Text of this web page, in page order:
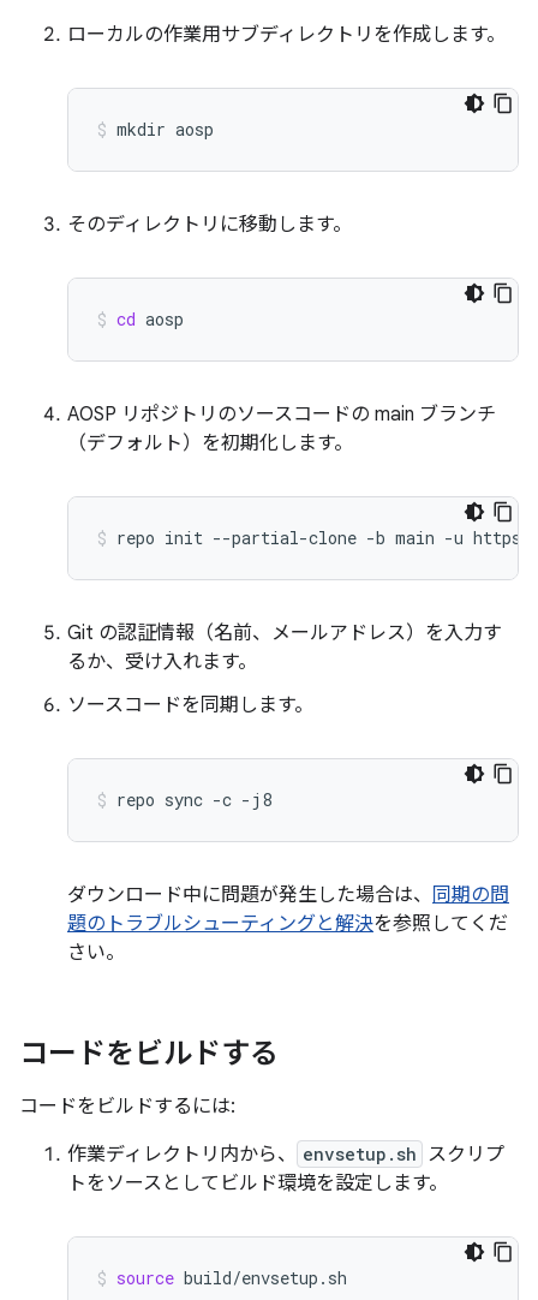
ローカルの作業用サブディレクトリを作成します。
mkdir aosp
そのディレクトリに移動します。
cd aosp
AOSP リポジトリのソースコードの main ブランチ
（デフォルト）を初期化します。
repo init --partial-clone -b main -u
Git の認証情報（名前、メールアドレス）を入力す
るか、受け入れます。
ソースコードを同期します。
repo sync -c -j8
ダウンロード中に問題が発生した場合は、 同期の問
題のトラブルシューティングと解決を参照してくだ
さい。
コードをビルドする
コードをビルドするには:
作業ディレクトリ内から、
envsetup.sh スクリプ
トをソースとしてビルド環境を設定します。
source build/envsetup.sh